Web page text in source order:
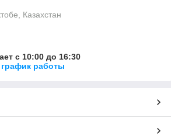
Казахстан
с 10:00 до 16:30
график работы